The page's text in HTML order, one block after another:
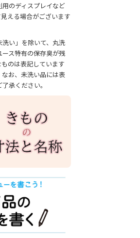
のディスプレイなど
える場合がございます
い」を除いて、丸洗
ス特有の保存臭が残
のは表記しています
お、未洗い品には表
承ください。